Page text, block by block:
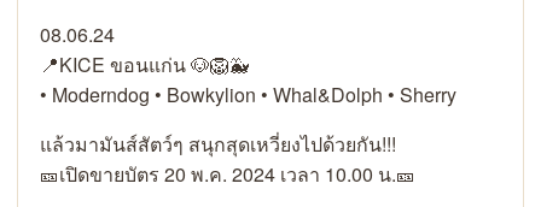
08.06.24
📍KICE ขอนแก่น 🐶🦁🐳
• Moderndog • Bowkylion • Whal&Dolph • Sherry
แล้วมามันส์สัตว์ๆ สนุกสุดเหวี่ยงไปด้วยกัน!!!
🎫เปิดขายบัตร 20 พ.ค. 2024 เวลา 10.00 น.🎫